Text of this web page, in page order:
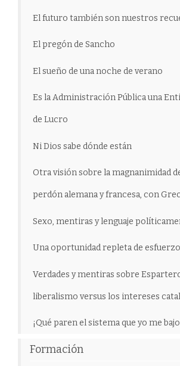
El futuro también son nuestros
El pregón de Sancho
El sueño de una noche de verano
Es la Administración Pública una
de Lucro
Ni Dios sabe dónde están
Otra visión sobre la magnanimidad
perdón alemana y francesa, con
Sexo, mentiras y lenguaje
Una oportunidad repleta de esfuerzo
Verdades y mentiras sobre
liberalismo versus los intereses
¡Qué paren el sistema que yo me
Formación